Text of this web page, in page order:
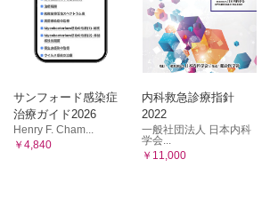
サンフォード感染症
治療ガイド2026
Henry F. Cham...
￥4,840
内科救急診療指針
2022
一般社団法人 日本内科
学会...
￥11,000